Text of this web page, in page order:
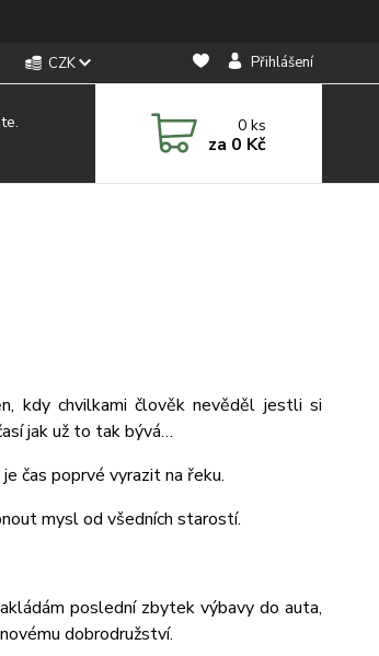
CZK Přihlášení
0ks
za 0 Kč
kdy chvilkami člověk nevěděl jestli si
jak už to tak bývá…
čas poprvé vyrazit na řeku.
mysl od všedních starostí.
poslední zbytek výbavy do auta,
dobrodružství.